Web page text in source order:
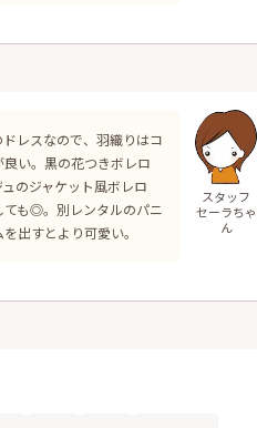
レスなので、羽織りはコ
い。黒の花つきボレロ
のジャケット風ボレロ
ても◎。別レンタルのパニ
出すとより可愛い。
スタッフ
セーラちゃ
ん